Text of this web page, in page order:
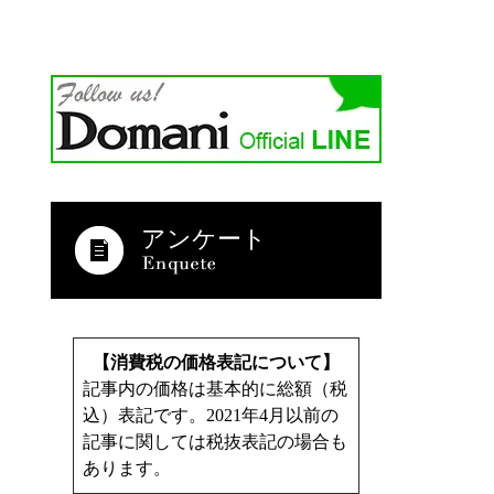
アンケート
【消費税の価格表記について】
記事内の価格は基本的に総額（税
込）表記です。2021年4月以前の
記事に関しては税抜表記の場合も
あります。